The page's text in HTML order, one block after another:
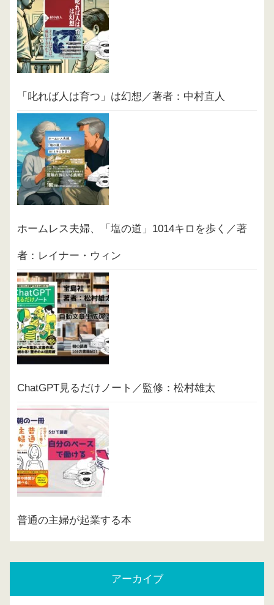
「叱れば人は育つ」は幻想／著者：中村直人
ホームレス夫婦、「塩の道」1014キロを歩く／著
者：レイナー・ウィン
ChatGPT見るだけノート／監修：松村雄太
普通の主婦が起業する本
アーカイブ